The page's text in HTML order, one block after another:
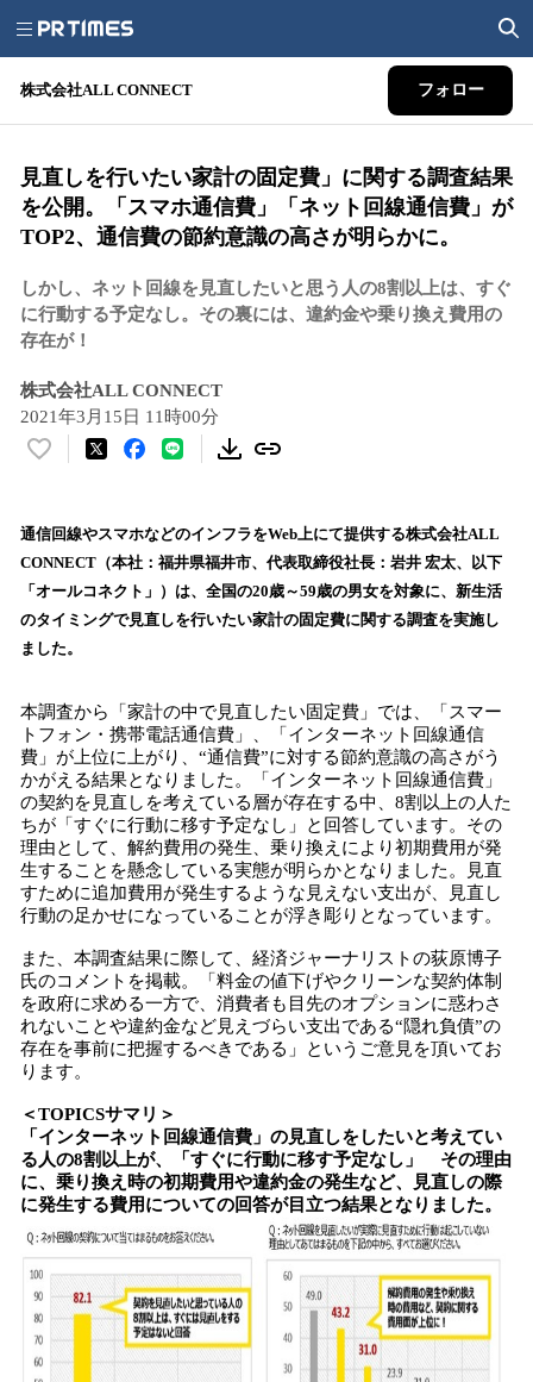
株式会社ALL CONNECT フォロー
見直しを行いたい家計の固定費」に関する調査結果
を公開。「スマホ通信費」「ネット回線通信費」が
TOP2、通信費の節約意識の高さが明らかに。
しかし、ネット回線を見直したいと思う人の8割以上は、すぐ
に行動する予定なし。その裏には、違約金や乗り換え費用の
存在が！
株式会社ALL CONNECT
2021年3月15日 11時00分
い
！
数
を
読
込
中
で
す
通信回線やスマホなどのインフラをWeb上にて提供する株式会社ALL
CONNECT（本社：福井県福井市、代表取締役社長：岩井 宏太、以下
「オールコネクト」）は、全国の20歳～59歳の男女を対象に、新生活
のタイミングで見直しを行いたい家計の固定費に関する調査を実施し
ました。
本調査から「家計の中で見直したい固定費」では、「スマー
トフォン・携帯電話通信費」、「インターネット回線通信
費」が上位に上がり、“通信費”に対する節約意識の高さがう
かがえる結果となりました。「インターネット回線通信費」
の契約を見直しを考えている層が存在する中、8割以上の人た
ちが「すぐに行動に移す予定なし」と回答しています。その
理由として、解約費用の発生、乗り換えにより初期費用が発
生することを懸念している実態が明らかとなりました。見直
すために追加費用が発生するような見えない支出が、見直し
行動の足かせになっていることが浮き彫りとなっています。
また、本調査結果に際して、経済ジャーナリストの荻原博子
氏のコメントを掲載。「料金の値下げやクリーンな契約体制
を政府に求める一方で、消費者も目先のオプションに惑わさ
れないことや違約金など見えづらい支出である“隠れ負債”の
存在を事前に把握するべきである」というご意見を頂いてお
ります。
＜TOPICSサマリ＞
「インターネット回線通信費」の見直しをしたいと考えてい
る人の8割以上が、「すぐに行動に移す予定なし」 その理由
に、乗り換え時の初期費用や違約金の発生など、見直しの際
に発生する費用についての回答が目立つ結果となりました。